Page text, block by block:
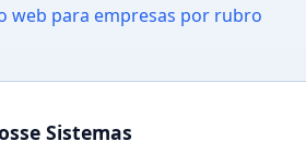
web para empresas por rubro
Sistemas